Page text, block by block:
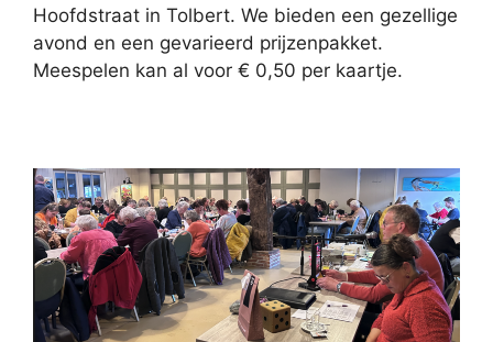
Hoofdstraat in Tolbert. We bieden een gezellige
avond en een gevarieerd prijzenpakket.
Meespelen kan al voor € 0,50 per kaartje.